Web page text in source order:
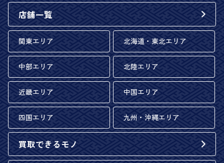
店舗一覧
関東エリア 北海道・東北エリア
中部エリア 北陸エリア
近畿エリア 中国エリア
四国エリア 九州・沖縄エリア
買取できるモノ